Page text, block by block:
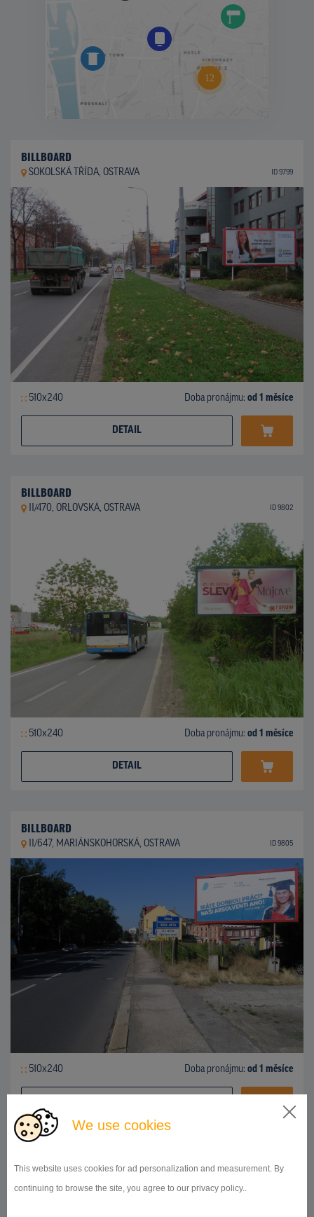
We use cookies
This website uses cookies for ad personalization and measurement. By
continuing to browse the site, you agree to our privacy policy..
BILLBOARD
SOKOLSKÁ TŘÍDA, OSTRAVA ID 9799
510x240 Doba pronájmu: od 1 měsíce
DETAIL
BILLBOARD
II/470, ORLOVSKÁ, OSTRAVA ID 9802
510x240 Doba pronájmu: od 1 měsíce
DETAIL
BILLBOARD
II/647, MARIÁNSKOHORSKÁ, OSTRAVA ID 9805
510x240 Doba pronájmu: od 1 měsíce
BILLBOARD